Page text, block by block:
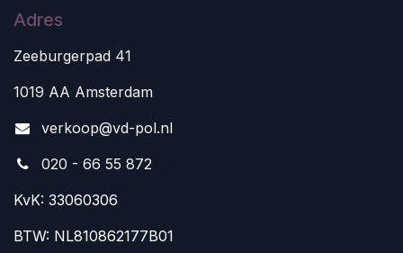
Adres
Zeeburgerpad 41
1019 AA Amsterdam
verkoop@vd-pol.nl
020 - 66 55 872
KvK: 33060306
BTW: NL810862177B01